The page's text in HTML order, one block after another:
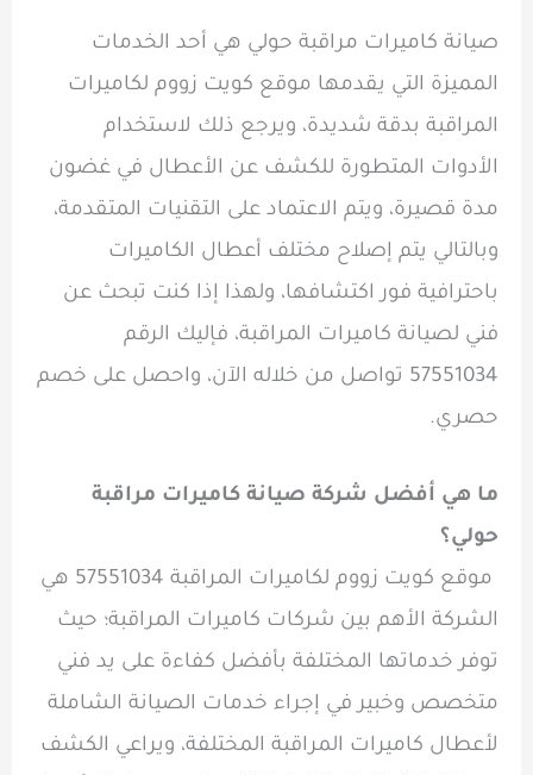
صيانة كاميرات مراقبة حولي هي أحد الخدمات
المميزة التي يقدمها موقع كويت زووم لكاميرات
المراقبة بدقة شديدة، ويرجع ذلك لاستخدام
الأدوات المتطورة للكشف عن الأعطال في غضون
مدة قصيرة، ويتم الاعتماد على التقنيات المتقدمة،
وبالتالي يتم إصلاح مختلف أعطال الكاميرات
باحترافية فور اكتشافها، ولهذا إذا كنت تبحث عن
فني لصيانة كاميرات المراقبة، فإليك الرقم
57551034 تواصل من خلاله الآن، واحصل على خصم
حصري.
ما هي أفضل شركة صيانة كاميرات مراقبة
حولي؟
موقع كويت زووم لكاميرات المراقبة 57551034 هي
الشركة الأهم بين شركات كاميرات المراقبة؛ حيث
توفر خدماتها المختلفة بأفضل كفاءة على يد فني
متخصص وخبير في إجراء خدمات الصيانة الشاملة
لأعطال كاميرات المراقبة المختلفة، ويراعي الكشف